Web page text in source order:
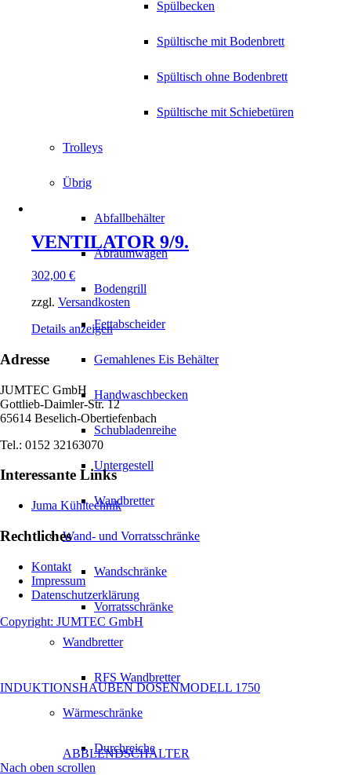
Spülbecken
Spültische mit Bodenbrett
Spültisch ohne Bodenbrett
Spültische mit Schiebetüren
Trolleys
Übrig
Abfallbehälter
Abräumwagen
Bodengrill
Fettabscheider
Gemahlenes Eis Behälter
Handwaschbecken
Schubladenreihe
Untergestell
Wandbretter
Wand- und Vorratsschränke
Wandschränke
Vorratsschränke
Wandbretter
RFS Wandbretter
Wärmeschränke
Durchreiche
VENTILATOR 9/9.
302,00 €
zzgl. Versandkosten
Details anzeigen
Adresse
JUMTEC GmbH
Gottlieb-Daimler-Str. 12
65614 Beselich-Obertiefenbach
Tel.: 0152 32163070
Interessante Links
Juma Kühltechnik
Rechtliches
Kontakt
Impressum
Datenschutzerklärung
Copyright: JUMTEC GmbH
INDUKTIONSHAUBEN DOSENMODELL 1750
ABBLENDSCHALTER
Nach oben scrollen